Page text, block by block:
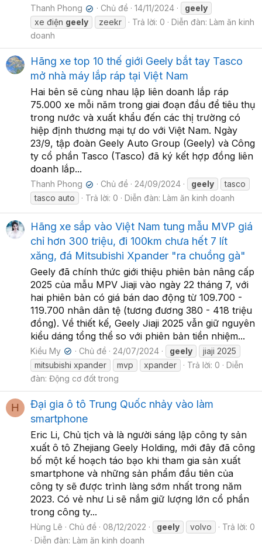
Thanh Phong ✔ Chủ đề 14/11/2024
geely
xe điện geely zeekr Trả lời: 0 Diễn đàn: Làm ăn kinh
doanh
Hãng xe top 10 thế giới Geely bắt tay Tasco
mở nhà máy lắp ráp tại Việt Nam
Hai bên sẽ cùng nhau lập liên doanh lắp ráp
75.000 xe mỗi năm trong giai đoạn đầu để tiêu thụ
trong nước và xuất khẩu đến các thị trường có
hiệp định thương mại tự do với Việt Nam. Ngày
23/9, tập đoàn Geely Auto Group (Geely) và Công
ty cổ phần Tasco (Tasco) đã ký kết hợp đồng liên
doanh lắp...
Thanh Phong ✔ Chủ đề 24/09/2024 geely
tasco
tasco auto
Trả lời: 0 Diễn đàn: Làm ăn kinh doanh
Hãng xe sắp vào Việt Nam tung mẫu MVP giá
chỉ hơn 300 triệu, đi 100km chưa hết 7 lít
xăng, đá Mitsubishi Xpander "ra chuồng gà"
Geely đã chính thức giới thiệu phiên bản nâng cấp
2025 của mẫu MPV Jiaji vào ngày 22 tháng 7, với
hai phiên bản có giá bán dao động từ 109.700 -
119.700 nhân dân tệ (tương đương 380 - 418 triệu
đồng). Về thiết kế, Geely Jiaji 2025 vẫn giữ nguyên
kiểu dáng tổng thể so với phiên bản tiền nhiệm...
Kiều My ✔ Chủ đề 24/07/2024 geely
jiaji 2025
mitsubishi xpander
mvp xpander Trả lời: 0
Diễn
đàn: Động cơ đốt trong
H
Đại gia ô tô Trung Quốc nhảy vào làm
smartphone
Eric Li, Chủ tịch và là người sáng lập công ty sản
xuất ô tô Zhejiang Geely Holding, mới đây đã công
bố một kế hoạch táo bạo khi tham gia sản xuất
smartphone và những sản phẩm đầu tiên của
công ty sẽ được trình làng sớm nhất trong năm
2023. Có vẻ như Li sẽ nắm giữ lượng lớn cổ phần
trong công ty...
Hùng Lê Chủ đề 08/12/2022 geely volvo
Trả lời: 0
Diễn đàn: Làm ăn kinh doanh